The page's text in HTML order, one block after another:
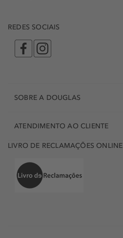
REDES SOCIAIS
SOBRE A DOUGLAS
ATENDIMENTO AO CLIENTE
LIVRO DE RECLAMAÇÕES ONLINE